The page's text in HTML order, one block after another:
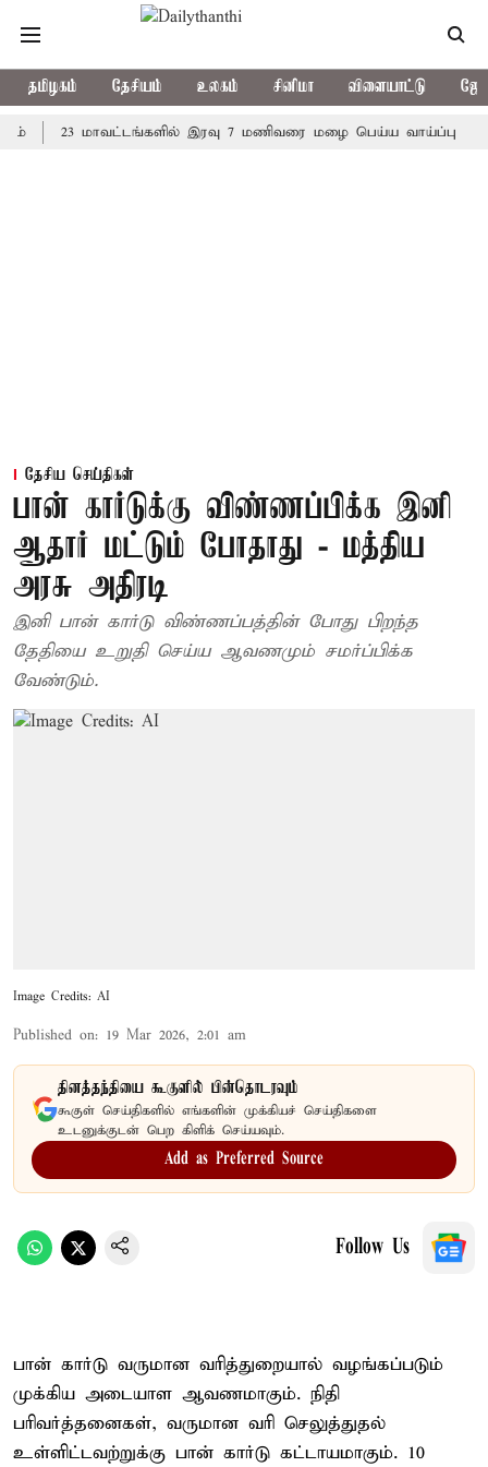
தமிழகம் தேசியம் உலகம் சினிமா விளையாட்டு
23 மாவட்டங்களில் இரவு 7 மணிவரை மழை பெய்ய வாய்ப்பு
தேசிய செய்திகள்
பான் கார்டுக்கு விண்ணப்பிக்க இனி
ஆதார் மட்டும் போதாது - மத்திய
அரசு அதிரடி
இனி பான் கார்டு விண்ணப்பத்தின் போது பிறந்த
தேதியை உறுதி செய்ய ஆவணமும் சமர்ப்பிக்க
வேண்டும்.
Image Credits: AI
Published on: 19 Mar 2026, 2:01 am
தினத்தந்தியை கூகுளில் பின்தொடரவும்
கூகுள் செய்திகளில் எங்களின் முக்கியச் செய்திகளை
உடனுக்குடன் பெற கிளிக் செய்யவும்.
Add as Preferred Source
Follow Us
பான் கார்டு வருமான வரித்துறையால் வழங்கப்படும்
முக்கிய அடையாள ஆவணமாகும். நிதி
பரிவர்த்தனைகள், வருமான வரி செலுத்துதல்
உள்ளிட்டவற்றுக்கு பான் கார்டு கட்டாயமாகும். 10